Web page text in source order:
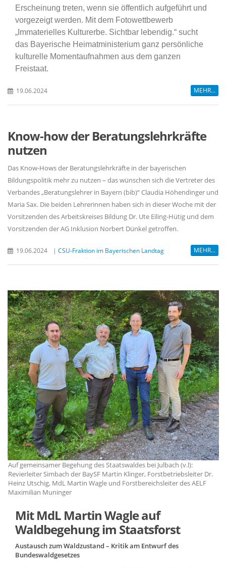
Erscheinung treten, wenn sie öffentlich aufgeführt und
vorgezeigt werden. Mit dem Fotowettbewerb
Immaterielles Kulturerbe. Sichtbar lebendig.“ sucht
das Bayerische Heimatministerium ganz persönliche
kulturelle Momentaufnahmen aus dem ganzen
Freistaat.
19.06.2024 MEHR...
Know-how der Beratungslehrkräfte
nutzen
Das Know-Hows der Beratungslehrkräfte in der bayerischen
Bildungspolitik mehr zu nutzen – das wünschen sich die Vertreter des
Verbandes „Beratungslehrer in Bayern (bib)“ Claudia Höhendinger und
Maria Sax. Die beiden Lehrerinnen haben sich in dieser Woche mit der
Vorsitzenden des Arbeitskreises Bildung Dr. Ute Eiling-Hütig und dem
Vorsitzenden der AG Inklusion Norbert Dünkel getroffen.
19.06.2024 | CSU-Fraktion im Bayerischen Landtag MEHR...
Auf gemeinsamer Begehung des Staatswaldes bei Julbach (v.l):
Revierleiter Simbach der BaySF Martin Klinger, Forstbetriebsleiter Dr.
Heinz Utschig, MdL Martin Wagle und Forstbereichsleiter des AELF
Maximilian Muninger
Mit MdL Martin Wagle auf
Waldbegehung im Staatsforst
Austausch zum Waldzustand – Kritik am Entwurf des
Bundeswaldgesetzes